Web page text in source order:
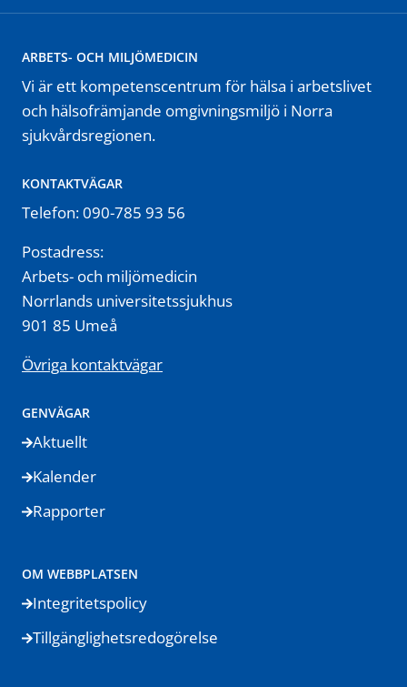
ARBETS- OCH MILJÖMEDICIN
Vi är ett kompetenscentrum för hälsa i arbetslivet
och hälsofrämjande omgivningsmiljö i Norra
sjukvårdsregionen.
KONTAKTVÄGAR
Telefon: 090-785 93 56
Postadress:
Arbets- och miljömedicin
Norrlands universitetssjukhus
901 85 Umeå
Övriga kontaktvägar
GENVÄGAR
Aktuellt
Kalender
Rapporter
OM WEBBPLATSEN
Integritetspolicy
Tillgänglighetsredogörelse